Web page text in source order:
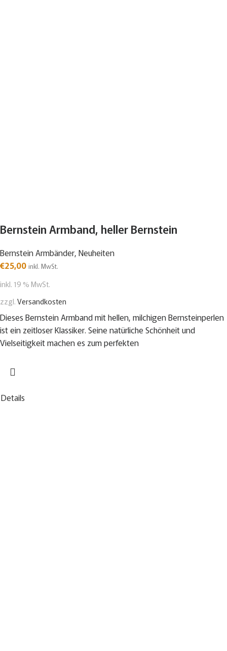
Bernstein Armband, heller Bernstein
Bernstein Armbänder, Neuheiten
€25,00 inkl. MwSt.
inkl. 19 % MwSt.
zzgl.Versandkosten
Dieses Bernstein Armband mit hellen, milchigen Bernsteinperlen
ist ein zeitloser Klassiker. Seine natürliche Schönheit und
Vielseitigkeit machen es zum perfekten
Details